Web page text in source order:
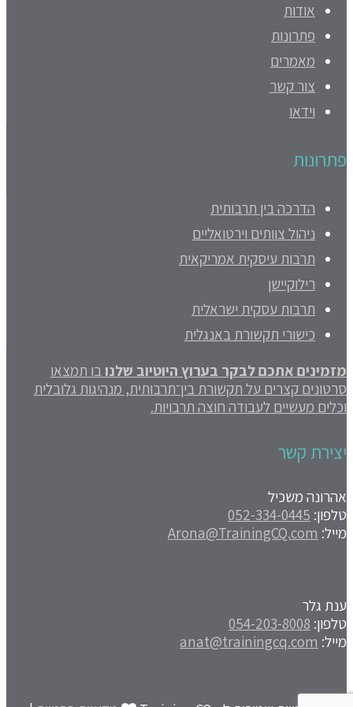
אודות
פתרונות
מאמרים
צור קשר
וידאו
פתרונות
הדרכה בין תרבותית
ניהול צוותים וירטואליים
תרבות עיסקית אמריקאית
רילוקיישן
תרבות עסקית ישראלית
כישורי תקשורת באנגלית
מזמינים אתכם לבקר בערוץ היוטיוב שלנו בו תמצאו
סרטונים קצרים על תקשורת בין־תרבותית, מנהיגות גלובלית
וכלים מעשיים לעבודה חוצה תרבויות.
יצירת קשר
אהרונה משכיל
טלפון: 052-334-0445
מייל: Arona@TrainingCQ.com
ענת גלר
טלפון: 054-203-8008
מייל: anat@trainingcq.com